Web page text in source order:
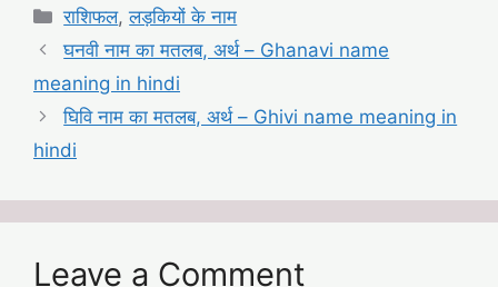
Categories
राशिफल,लड़कियों के नाम
घनवी नाम का मतलब, अर्थ – Ghanavi name
meaning in hindi
घिवि नाम का मतलब, अर्थ – Ghivi name meaning in
hindi
Leave a Comment